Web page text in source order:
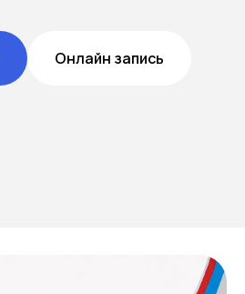
Онлайн запись